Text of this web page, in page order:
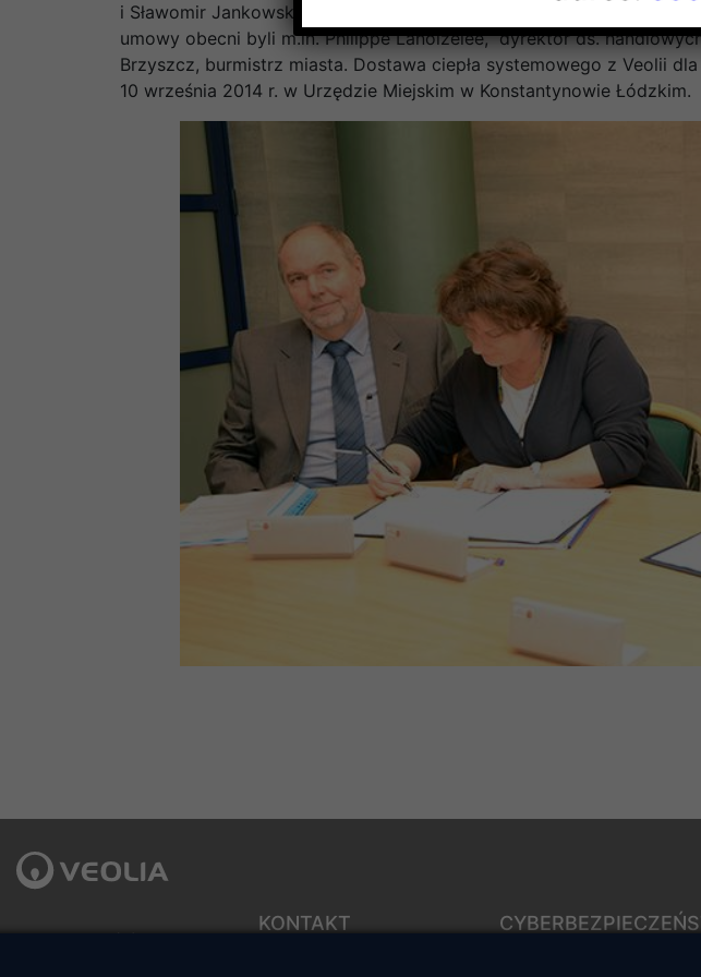
i Sławomir Jankowski, dyrektor handlowy, ze strony PKGKŁ Ewa
umowy obecni byli m.in. Philippe Lanoizelee, dyrektor ds.
Brzyszcz, burmistrz miasta. Dostawa ciepła systemowego z Veolii
10 września 2014 r. w Urzędzie Miejskim w Konstantynowie Łódzkim.
Veolia Energia Łódź S.A.
KONTAKT